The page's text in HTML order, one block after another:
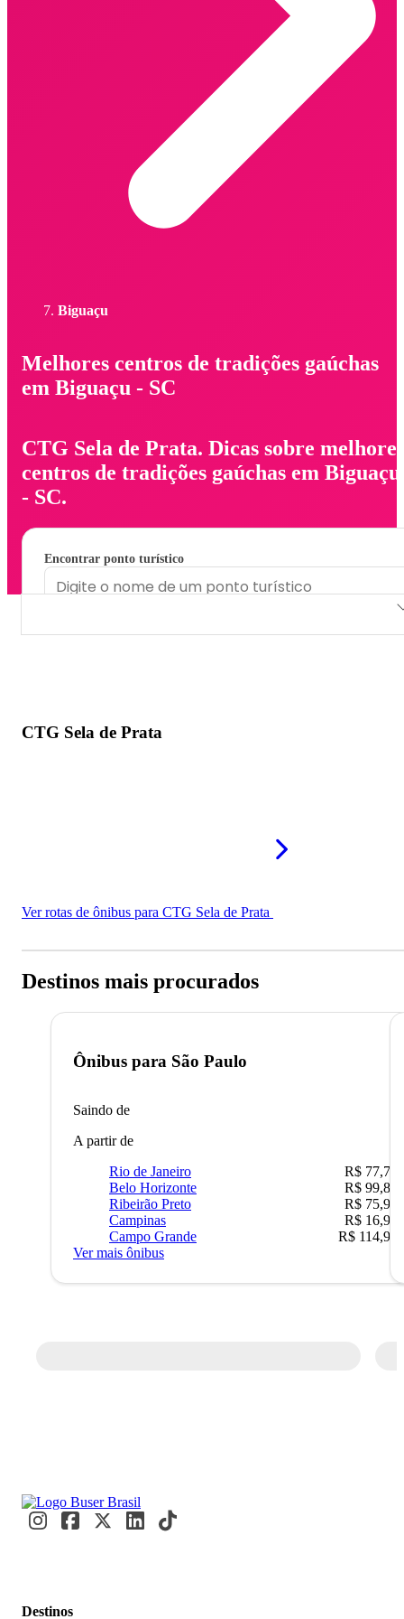
Biguaçu
Melhores centros de tradições gaúchas
em Biguaçu - SC
CTG Sela de Prata. Dicas sobre melhores
centros de tradições gaúchas em Biguaçu
- SC.
Encontrar ponto turístico
CTG Sela de Prata
Ver rotas de ônibus para CTG Sela de Prata
Destinos mais procurados
Ônibus para São Paulo
Saindo de
A partir de
Rio de Janeiro
R$ 77,70
Belo Horizonte
R$ 99,89
Ribeirão Preto
R$ 75,90
Campinas
R$ 16,90
Campo Grande
R$ 114,90
Ver mais ônibus
Destinos